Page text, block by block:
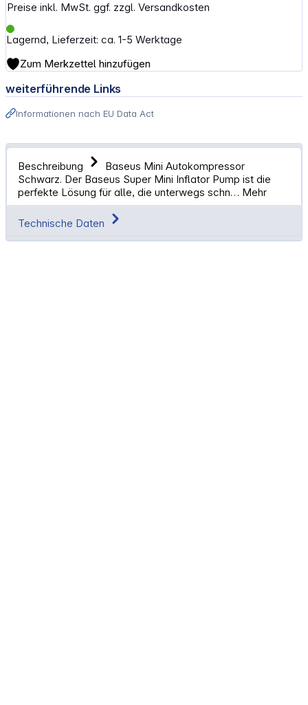
Preise inkl. MwSt. ggf. zzgl. Versandkosten
Lagernd, Lieferzeit: ca. 1-5 Werktage
Zum Merkzettel hinzufügen
weiterführende Links
Informationen nach EU Data Act
Beschreibung
Baseus Mini Autokompressor
Schwarz. Der Baseus Super Mini Inflator Pump ist die
perfekte Lösung für alle, die unterwegs schn… Mehr
Technische Daten